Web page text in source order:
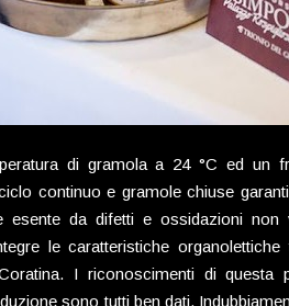
di gramola a 24 °C ed un
continuo e gramole chiuse
esente da difetti e ossidazioni non
le caratteristiche organolettiche
I riconoscimenti di questa
sono tutti ben dati.